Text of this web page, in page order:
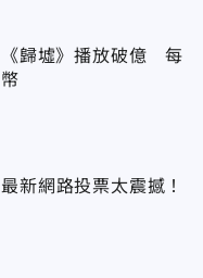
《歸墟》播放破億 每
新網路投票太震撼！